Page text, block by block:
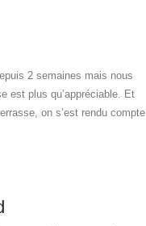
2 semaines mais nous
est plus qu’appréciable. Et
on s’est rendu compte